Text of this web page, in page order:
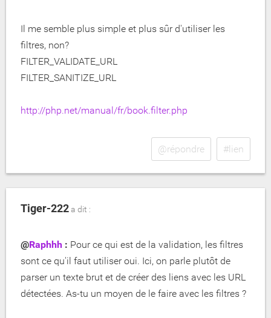
Il me semble plus simple et plus sûr d'utiliser les
filtres, non?
FILTER_VALIDATE_URL
FILTER_SANITIZE_URL
http://php.net/manual/fr/book.filter.php
@répondre #lien
Tiger-222a dit :
@Raphhh : Pour ce qui est de la validation, les filtres
sont ce qu'il faut utiliser oui. Ici, on parle plutôt de
parser un texte brut et de créer des liens avec les URL
détectées. As-tu un moyen de le faire avec les filtres ?